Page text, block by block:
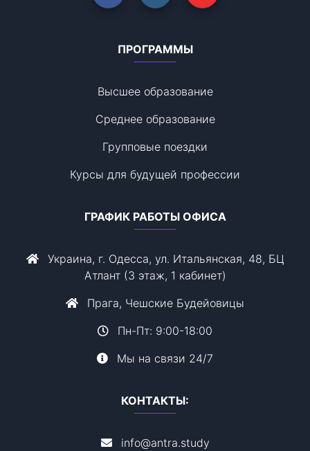
ПРОГРАММЫ
Высшее образование
Среднее образование
Групповые поездки
Курсы для будущей профессии
ГРАФИК РАБОТЫ ОФИСА
Украина, г. Одесса, ул. Итальянская, 48, БЦ
Атлант (3 этаж, 1 кабинет)
Прага, Чешские Будейовицы
Пн-Пт: 9:00-18:00
Мы на связи 24/7
КОНТАКТЫ:
info@antra.study